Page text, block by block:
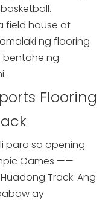
field house at
ng flooring
ng
Flooring
para sa opening
Games ——
Track. Ang
ay